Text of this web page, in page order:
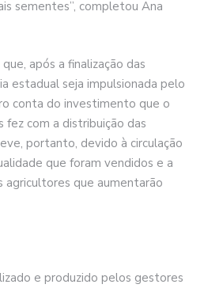
sementes”, completou Ana
após a finalização das
estadual seja impulsionada pelo
conta do investimento que o
fez com a distribuição das
portanto, devido à circulação
que foram vendidos e a
agricultores que aumentarão
e produzido pelos gestores